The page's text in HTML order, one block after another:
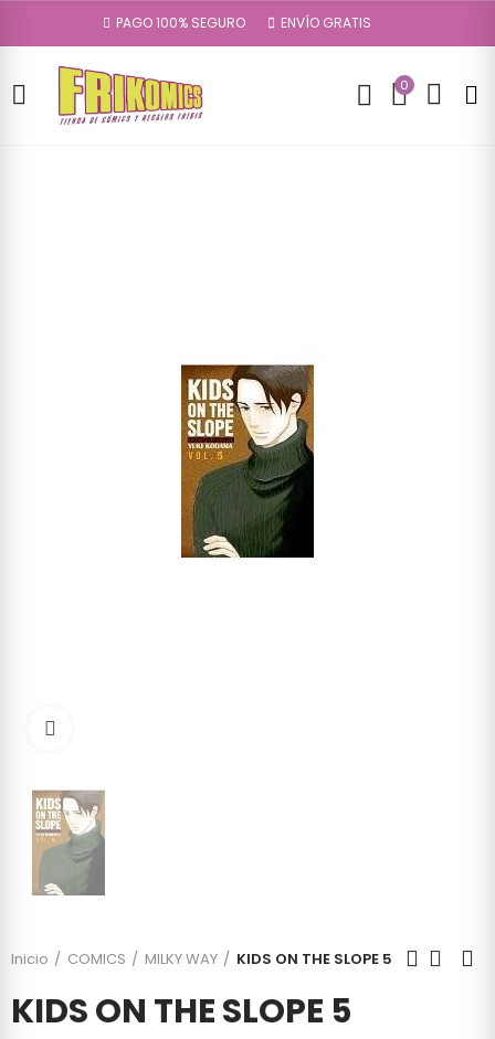
PAGO 100% SEGURO ENVÍO GRATIS
0
Inicio COMICS MILKY WAY KIDS ON THE SLOPE 5
KIDS ON THE SLOPE 5